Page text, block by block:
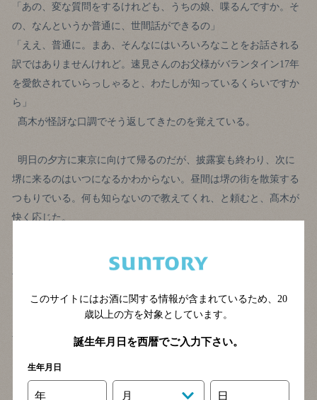
「あの、変な質問をするけれども、うちの娘、喋るんですか。そ
の、なんというか普通に、世間話ができるの」
「ええ、普通に。まあ、そんなにはいろいろなことをお話される
訳ではありませんけれど。速見さんのお父様がバランタイン17年
を愛飲されていらっしゃると、わたしが知っているくらいですか
ら」
髙木が怪訝な口調でそう返してきたのを覚えている。
明日の夕方に東京に向けて帰るのだが、披露宴も終わり、次に
堺に来るのはいつになるかわからない。昼間は堺の街を散策する
つもりでいる。何も知らないので教えてくれ、と頼むと、髙木が
快く応じた。
群、室町時代の日明貿易、商都を運営する会合衆、そして茶聖、
千利休といった歴史の教科書に載っている通り一遍のものだっ
た。生まれも育ちも堺という髙木が散策コースをアドバイスして
くれ、いろんなエピソードを語ってくれた。将棋の坂田三吉、歌
は、この街の広報官といった存在だね」と感謝の言葉を向ける
と、髙木はこう言った。
このサイトにはお酒に関する情報が含まれているため、 20
歳以上の方を対象としています。
誕生年月日を西暦でご入力下さい。
生年月日
年 月 日